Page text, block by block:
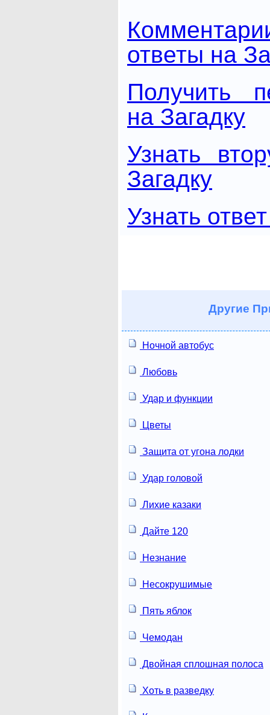
ответы на
Получить
на Загадку
Узнать
Загадку
Узнать
Другие
Ночной автобус
Любовь
Удар и функции
Цветы
Защита от угона лодки
Удар головой
Лихие казаки
Дайте 120
Незнание
Несокрушимые
Пять яблок
Чемодан
Двойная сплошная полоса
Хоть в разведку